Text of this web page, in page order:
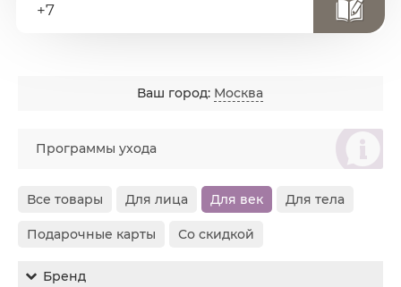
+7
Ваш город: Москва
စ
Программы ухода
Все товары Для лица Для век Для тела
Подарочные карты Со скидкой
Бренд